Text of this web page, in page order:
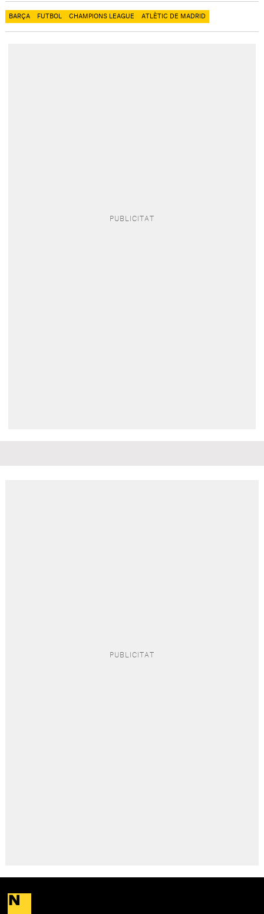
BARÇA FUTBOL CHAMPIONS LEAGUE ATLÈTIC DE MADRID